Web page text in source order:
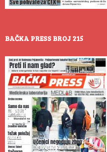
BAČKA PRESS BROJ 215